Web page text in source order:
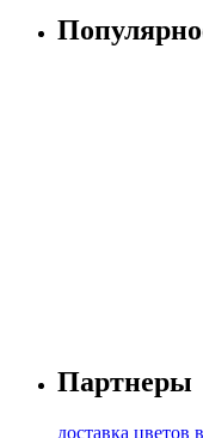
Партнеры
доставка цветов